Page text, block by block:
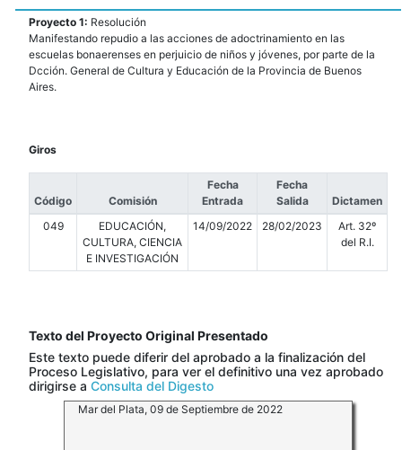
Proyecto 1: Resolución
Manifestando repudio a las acciones de adoctrinamiento en las
escuelas bonaerenses en perjuicio de niños y jóvenes, por parte de la
Dcción. General de Cultura y Educación de la Provincia de Buenos
Aires.
Giros
Código Comisión
Fecha
Entrada
Fecha
Salida
Dictamen
049
EDUCACIÓN,
CULTURA, CIENCIA
E INVESTIGACIÓN
14/09/2022 28/02/2023
Art. 32º
del R.I.
Texto del Proyecto Original Presentado
Este texto puede diferir del aprobado a la finalización del
Proceso Legislativo, para ver el definitivo una vez aprobado
dirigirse a Consulta del Digesto
Mar del Plata, 09 de Septiembre de 2022